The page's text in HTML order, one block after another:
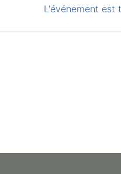
L'événement est